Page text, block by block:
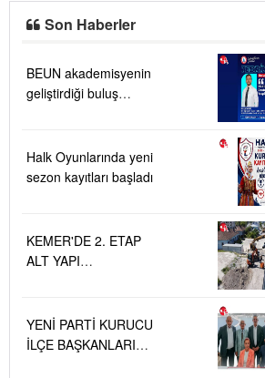
Son Haberler
BEUN akademisyenin
geliştirdiği buluş
Halk Oyunlarında yeni
sezon kayıtları başladı
KEMER'DE 2. ETAP
ALT YAPI
YENİ PARTİ KURUCU
İLÇE BAŞKANLARI